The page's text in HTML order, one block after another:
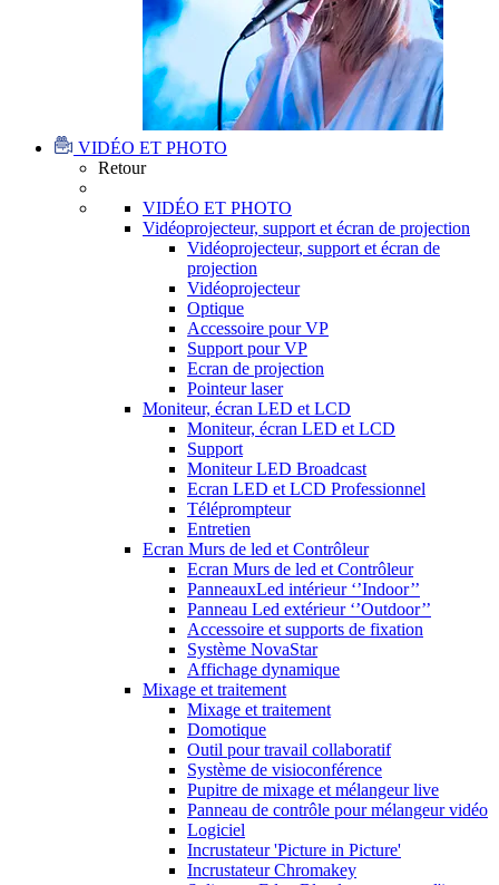
VIDÉO ET PHOTO
Retour
VIDÉO ET PHOTO
Vidéoprojecteur, support et écran de projection
Vidéoprojecteur, support et écran de
projection
Vidéoprojecteur
Optique
Accessoire pour VP
Support pour VP
Ecran de projection
Pointeur laser
Moniteur, écran LED et LCD
Moniteur, écran LED et LCD
Support
Moniteur LED Broadcast
Ecran LED et LCD Professionnel
Téléprompteur
Entretien
Ecran Murs de led et Contrôleur
Ecran Murs de led et Contrôleur
PanneauxLed intérieur ‘’Indoor’’
Panneau Led extérieur ‘’Outdoor’’
Accessoire et supports de fixation
Système NovaStar
Affichage dynamique
Mixage et traitement
Mixage et traitement
Domotique
Outil pour travail collaboratif
Système de visioconférence
Pupitre de mixage et mélangeur live
Panneau de contrôle pour mélangeur vidéo
Logiciel
Incrustateur 'Picture in Picture'
Incrustateur Chromakey